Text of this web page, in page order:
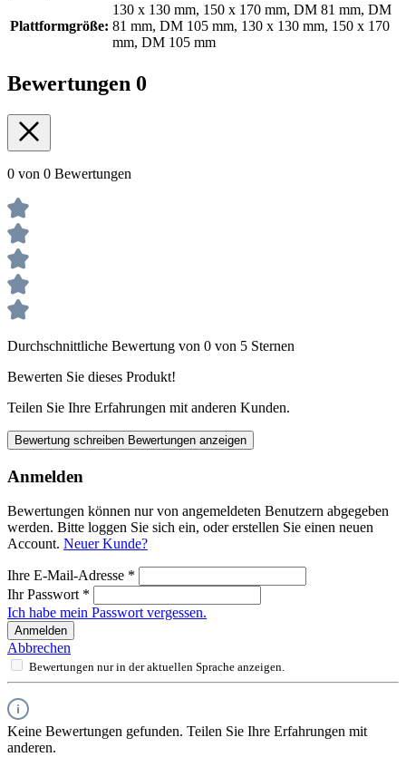
Plattformgröße:
130 x 130 mm, 150 x 170 mm, DM 81 mm, DM
81 mm, DM 105 mm, 130 x 130 mm, 150 x 170
mm, DM 105 mm
Bewertungen 0
0 von 0 Bewertungen
Durchschnittliche Bewertung von 0 von 5 Sternen
Bewerten Sie dieses Produkt!
Teilen Sie Ihre Erfahrungen mit anderen Kunden.
Bewertung schreiben Bewertungen anzeigen
Anmelden
Bewertungen können nur von angemeldeten Benutzern abgegeben
werden. Bitte loggen Sie sich ein, oder erstellen Sie einen neuen
Account. Neuer Kunde?
Ihre E-Mail-Adresse *
Ihr Passwort *
Ich habe mein Passwort vergessen.
Anmelden
Abbrechen
Bewertungen nur in der aktuellen Sprache anzeigen.
Keine Bewertungen gefunden. Teilen Sie Ihre Erfahrungen mit
anderen.